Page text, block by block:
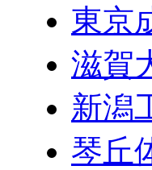
東京
滋賀
新潟
琴丘